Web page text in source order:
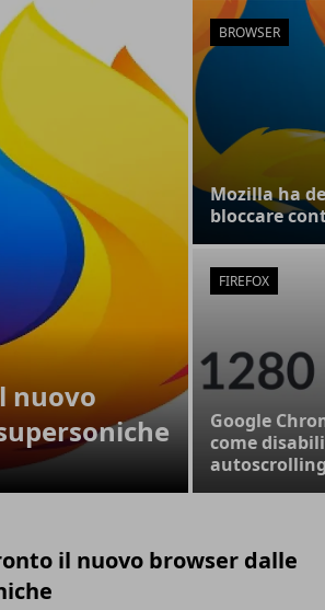
nuovo
BROWSER
Mozilla ha
bloccare
FIREFOX
Google
come
autoscrolling
il nuovo browser dalle